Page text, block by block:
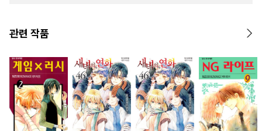
관련 작품